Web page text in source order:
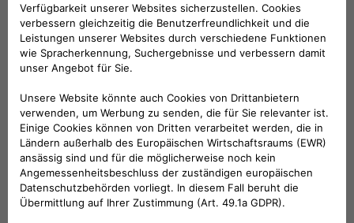
Strom versorgen wollen oder als
Unternehmen eine kommerzielle
Ladelösung benötigen."
Hauptmerkmale der Free2move
eSolutions North America
eCommerce Plattform:
Laden für Privathaushalte: